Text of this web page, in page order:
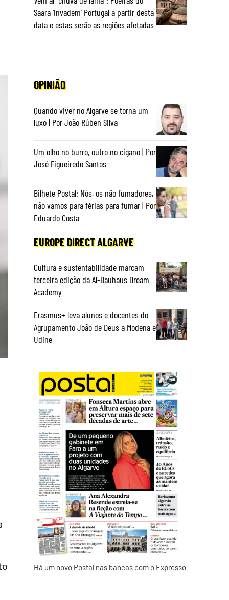
Saara ‘invadem’ Portugal a partir desta
data e estas serão as regiões afetadas
OPINIÃO
Quando viver no Algarve se torna um
luxo | Por João Rúben Silva
Um olho no burro, outro no cigano | Por
José Figueiredo Santos
Bilhete Postal: Nós, os não fumadores,
não vamos para férias para fumar | Por
Eduardo Costa
EUROPE DIRECT ALGARVE
Cultura e sustentabilidade marcam
terceira edição da Al-Bauhaus Dream
Academy
Erasmus+ leva alunos e docentes do
Agrupamento João de Deus a Modena e
Udine
Há um novo Postal nas bancas com o Expresso